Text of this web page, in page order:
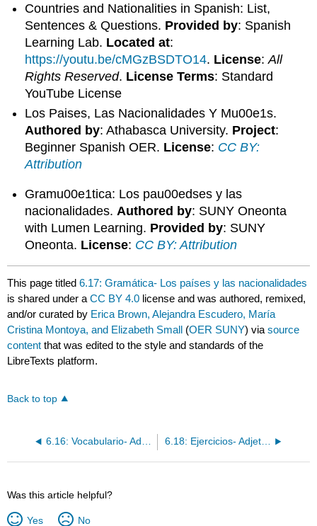
Countries and Nationalities in Spanish: List,
Sentences & Questions. Provided by: Spanish
Learning Lab. Located at:
https://youtu.be/cMGzBSDTO14. License:All
Rights Reserved. License Terms: Standard
YouTube License
Los Paises, Las Nacionalidades Y Mu00e1s.
Authored by: Athabasca University. Project:
Beginner Spanish OER. License: CC BY:
Attribution
Gramu00e1tica: Los pau00edses y las
nacionalidades. Authored by: SUNY Oneonta
with Lumen Learning. Provided by: SUNY
Oneonta. License: CC BY: Attribution
This page titled6.17: Gramática- Los países y las nacionalidades
is shared under aCC BY 4.0 license and was authored, remixed,
and/or curated by Erica Brown, Alejandra Escudero, María
Cristina Montoya, and Elizabeth Small (OER SUNY) viasource
content that was edited to the style and standards of the
LibreTexts platform.
Back to top
6.16: Vocabulario- Adjetivos descriptivos 6.18: Ejercicios- Adjetivos descriptivos / Los países y las nacionalidades
Was this article helpful?
Yes No